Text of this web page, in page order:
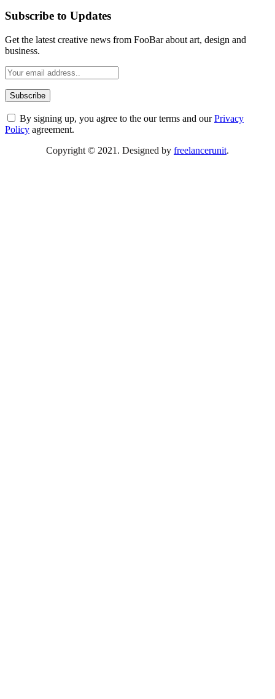
Subscribe to Updates
Get the latest creative news from FooBar about art, design and
business.
By signing up, you agree to the our terms and ourPrivacy
Policy agreement.
Copyright © 2021. Designed by freelancerunit.